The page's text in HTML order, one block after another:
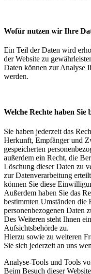
Wofür nutzen wir Ihre
Ein Teil der Daten wird
der Website zu
Daten können zur Analyse
werden.
Welche Rechte haben
Sie haben jederzeit das
Herkunft, Empfänger und
gespeicherten
außerdem ein Recht, die
Löschung dieser Daten zu
zur Datenverarbeitung
können Sie diese
Außerdem haben Sie das
bestimmten Umständen die
personenbezogenen Daten
Des Weiteren steht Ihnen
Aufsichtsbehörde zu.
Hierzu sowie zu weiteren
Sie sich jederzeit an uns
Analyse-Tools und Tools
Beim Besuch dieser